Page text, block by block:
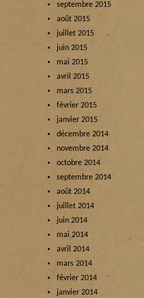
septembre 2015
août 2015
juillet 2015
juin 2015
mai 2015
avril 2015
mars 2015
février 2015
janvier 2015
décembre 2014
novembre 2014
octobre 2014
septembre 2014
août 2014
juillet 2014
juin 2014
mai 2014
avril 2014
mars 2014
février 2014
janvier 2014